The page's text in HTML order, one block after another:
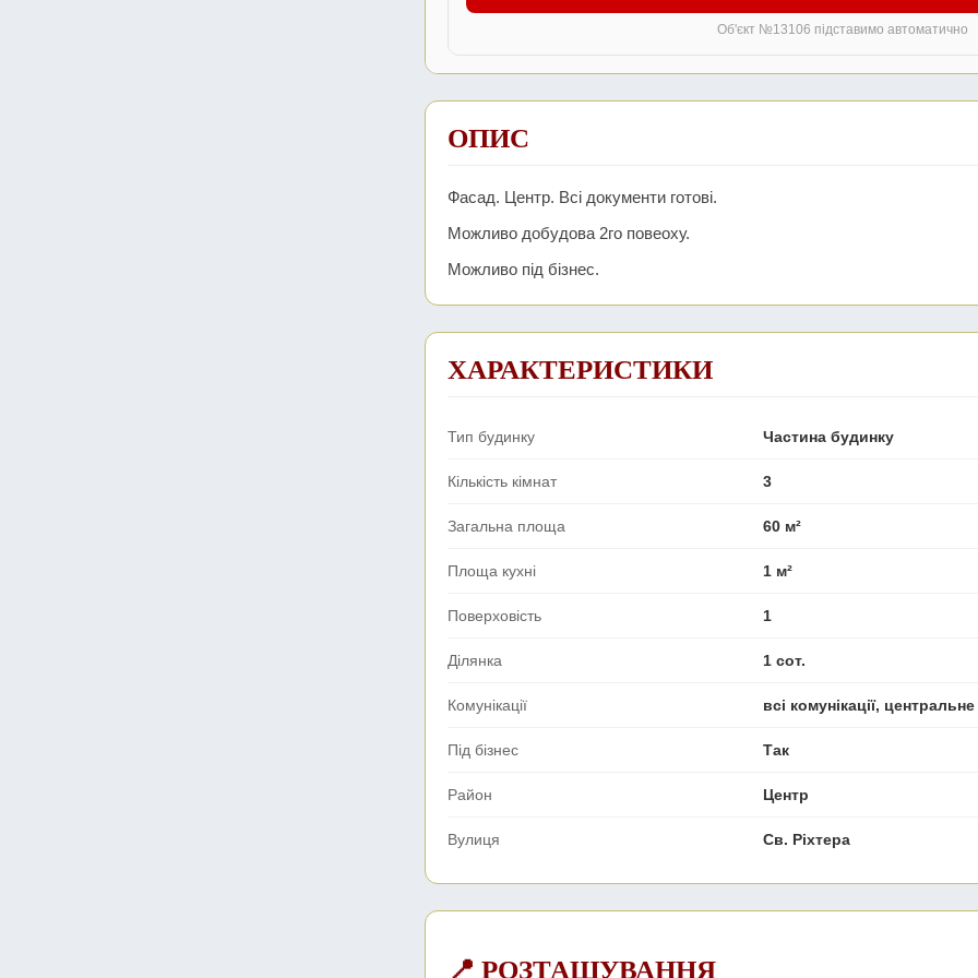
Об'єкт №13106 підставимо автоматично
ОПИС
Фасад. Центр. Всі документи готові.
Можливо добудова 2го повеоху.
Можливо під бізнес.
ХАРАКТЕРИСТИКИ
Тип будинку Частина будинку
Кількість кімнат 3
Загальна площа 60 м²
Площа кухні 1 м²
Поверховість 1
Ділянка 1 сот.
Комунікації всі комунікації,
Під бізнес Так
Район Центр
Вулиця Св. Ріхтера
📍 РОЗТАШУВАННЯ